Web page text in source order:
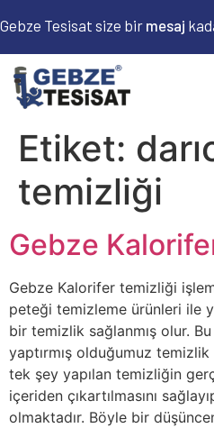
Gebze Tesisat size bir mesaj
Etiket:
temizliği
Gebze
Gebze Kalorifer temizliği
peteği temizleme ürünleri ile
bir temizlik sağlanmış olur.
yaptırmış olduğumuz
tek şey yapılan temizliğin
içeriden çıkartılmasını
olmaktadır. Böyle bir